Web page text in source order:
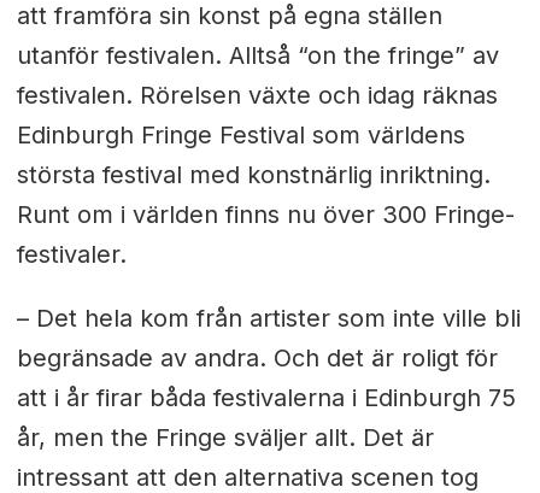
att framföra sin konst på egna ställen
utanför festivalen. Alltså “on the fringe” av
festivalen. Rörelsen växte och idag räknas
Edinburgh Fringe Festival som världens
största festival med konstnärlig inriktning.
Runt om i världen finns nu över 300 Fringe-
festivaler.
– Det hela kom från artister som inte ville bli
begränsade av andra. Och det är roligt för
att i år firar båda festivalerna i Edinburgh 75
år, men the Fringe sväljer allt. Det är
intressant att den alternativa scenen tog